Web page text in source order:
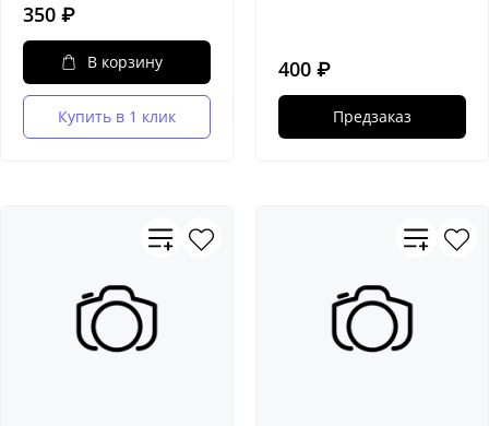
350 ₽
В корзину
Купить в 1 клик
400 ₽
Предзаказ